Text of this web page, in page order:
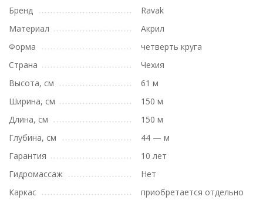
Бренд
Ravak
Материал
Акрил
Форма
четверть круга
Страна
Чехия
Высота, см
61 м
Ширина, см
150 м
Длина, см
150 м
Глубина, см
44 — м
Гарантия
10 лет
Гидромассаж
Нет
Каркас
приобретается отдельно